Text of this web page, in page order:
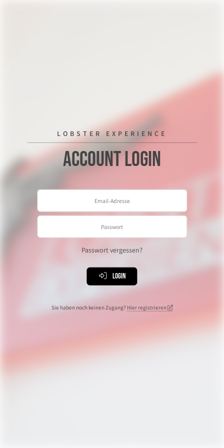
LOBSTER EXPERIENCE
Account Login
Passwort vergessen?
Login
Sie haben noch keinen Zugang? Hier registrieren